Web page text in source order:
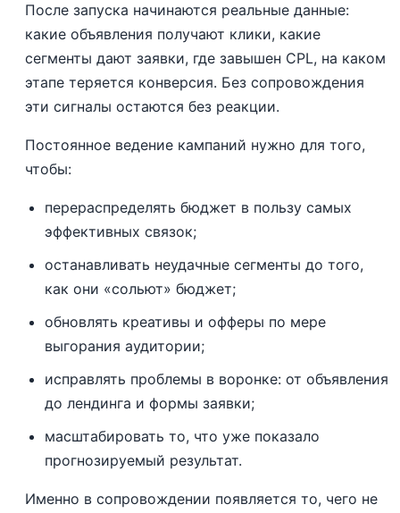
После запуска начинаются реальные данные:
какие объявления получают клики, какие
сегменты дают заявки, где завышен CPL, на каком
этапе теряется конверсия. Без сопровождения
эти сигналы остаются без реакции.
Постоянное ведение кампаний нужно для того,
чтобы:
перераспределять бюджет в пользу самых
эффективных связок;
останавливать неудачные сегменты до того,
как они «сольют» бюджет;
обновлять креативы и офферы по мере
выгорания аудитории;
исправлять проблемы в воронке: от объявления
до лендинга и формы заявки;
масштабировать то, что уже показало
прогнозируемый результат.
Именно в сопровождении появляется то, чего не